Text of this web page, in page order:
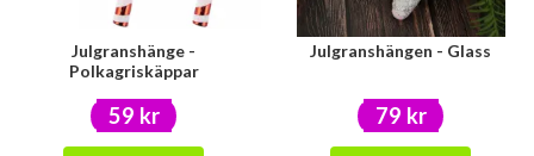
Julgranshänge -
Polkagriskäppar
59 kr
Julgranshängen - Glass
79 kr